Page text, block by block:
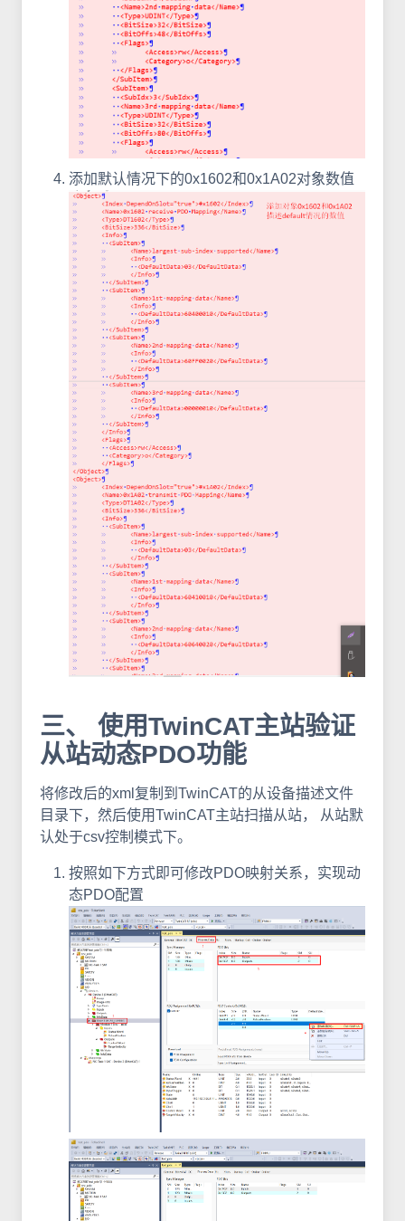
添加默认情况下的0x1602和0x1A02对象数值
三、 使用TwinCAT主站验证
从站动态PDO功能
将修改后的xml复制到TwinCAT的从设备描述文件
目录下，然后使用TwinCAT主站扫描从站， 从站默
认处于csv控制模式下。
按照如下方式即可修改PDO映射关系，实现动
态PDO配置